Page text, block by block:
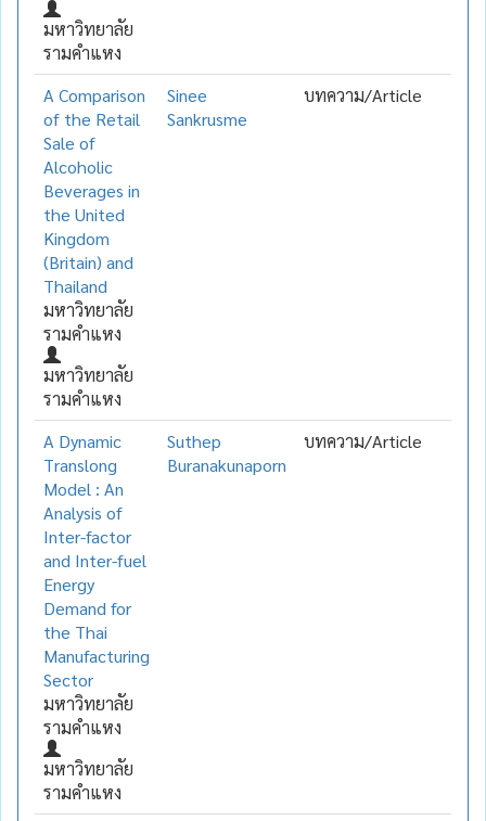
มหาวิทยาลัย
รามคำแหง
A Comparison
of the Retail
Sale of
Alcoholic
Beverages in
the United
Kingdom
(Britain) and
Thailand
มหาวิทยาลัย
รามคำแหง
มหาวิทยาลัย
รามคำแหง
Sinee
Sankrusme
บทความ/Article
A Dynamic
Translong
Model : An
Analysis of
Inter-factor
and Inter-fuel
Energy
Demand for
the Thai
Manufacturing
Sector
มหาวิทยาลัย
รามคำแหง
มหาวิทยาลัย
รามคำแหง
Suthep
Buranakunaporn
บทความ/Article